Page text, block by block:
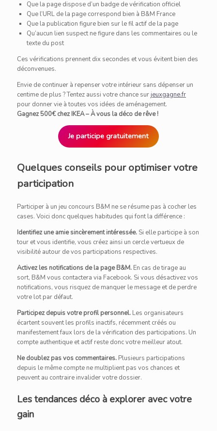
Que la page dispose d’un badge de vérification officiel
Que l’URL de la page correspond bien à B&M France
Que la publication figure bien sur le fil actif de la page
Qu’aucun lien suspect ne figure dans les commentaires ou le
texte du post
Ces vérifications prennent dix secondes et vous évitent bien des
déconvenues.
Envie de continuer à repenser votre intérieur sans dépenser un
centime de plus ? Tentez aussi votre chance sur jeuxgagne.fr
pour donner vie à toutes vos idées de aménagement.
Gagnez 500€ chez IKEA – À vous la déco de rêve !
Je participe gratuitement
Quelques conseils pour optimiser votre
participation
Participer à un jeu concours B&M ne se résume pas à cocher les
cases. Voici donc quelques habitudes qui font la différence :
Identifiez une amie sincèrement intéressée. Si elle participe à son
tour et vous identifie, vous créez ainsi un cercle vertueux de
visibilité autour de vos participations respectives.
Activez les notifications de la page B&M. En cas de tirage au
sort, B&M vous contactera via Facebook. Si vous désactivez vos
notifications, vous risquez de manquer le message et de perdre
votre lot par défaut.
Participez depuis votre profil personnel. Les organisateurs
écartent souvent les profils inactifs, récemment créés ou
manifestement faux lors de la vérification des participations. Un
compte authentique et actif reste donc votre meilleur atout.
Ne doublez pas vos commentaires. Plusieurs participations
depuis le même compte ne multiplient pas vos chances et
peuvent au contraire invalider votre dossier.
Les tendances déco à explorer avec votre
gain